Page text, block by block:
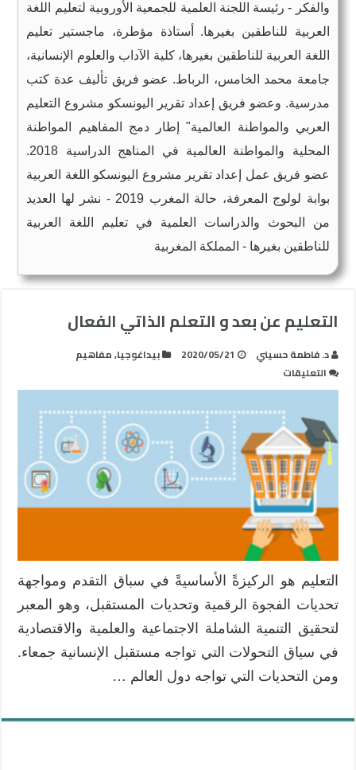
والفكر - رئيسة اللجنة العلمية للجمعية الأوروبية لتعليم اللغة
العربية للناطقين بغيرها. أستاذة مؤطرة، ماجستير تعليم
اللغة العربية للناطقين بغيرها، كلية الآداب والعلوم الإنسانية،
جامعة محمد الخامس، الرباط. عضو فريق تأليف عدة كتب
مدرسية. وعضو فريق إعداد تقرير اليونسكو مشروع التعليم
العربي والمواطنة العالمية" إطار دمج المفاهيم المواطنة
المحلية والمواطنة العالمية في المناهج الدراسية 2018.
عضو فريق عمل إعداد تقرير مشروع اليونسكو اللغة العربية
بوابة لولوج المعرفة، حالة المغرب 2019 - نشر لها العديد
من البحوث والدراسات العلمية في تعليم اللغة العربية
للناطقين بغيرها - المملكة المغربية
التعليم عن بعد و التعلم الذاتي الفعال
د. فاطمة حسيني 2020/05/21 بيداغوجيا,مفاهيم
التعليقات
التعليم
عن
بعد
و
التعلم
الذاتي
الفعال
مغلقة
التعليم هو الركيزةً الأساسيةً في سباق التقدم ومواجهة
تحديات الفجوة الرقمية وتحديات المستقبل، وهو المعبر
لتحقيق التنمية الشاملة الاجتماعية والعلمية والاقتصادية
في سياق التحولات التي تواجه مستقبل الإنسانية جمعاء.
ومن التحديات التي تواجه دول العالم …